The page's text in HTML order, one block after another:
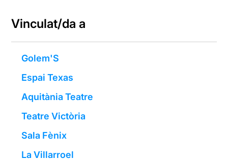
Vinculat/da a
Golem'S
Espai Texas
Aquitània Teatre
Teatre Victòria
Sala Fènix
La Villarroel